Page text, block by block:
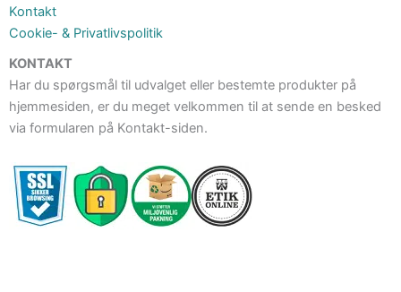
Kontakt
Cookie- & Privatlivspolitik
KONTAKT
Har du spørgsmål til udvalget eller bestemte produkter på
hjemmesiden, er du meget velkommen til at sende en besked
via formularen på Kontakt-siden.